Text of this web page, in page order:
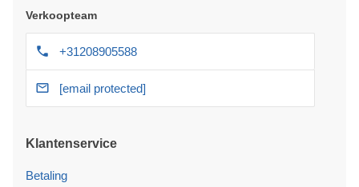
Verkoopteam
+31208905588
[email protected]
Klantenservice
Betaling